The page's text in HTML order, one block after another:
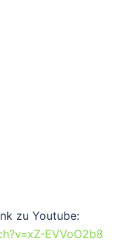
zu Youtube:
EVVoO2b8